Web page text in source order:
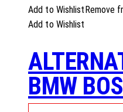
Add to Wishlist Remove
Add to Wishlist
BMW